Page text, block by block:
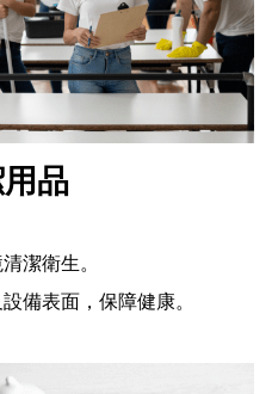
品
潔衛生。
備表面，保障健康。